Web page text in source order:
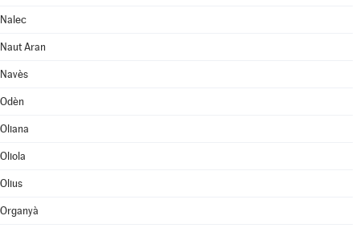
Nalec
Naut Aran
Navès
Odèn
Oliana
Oliola
Olius
Organyà